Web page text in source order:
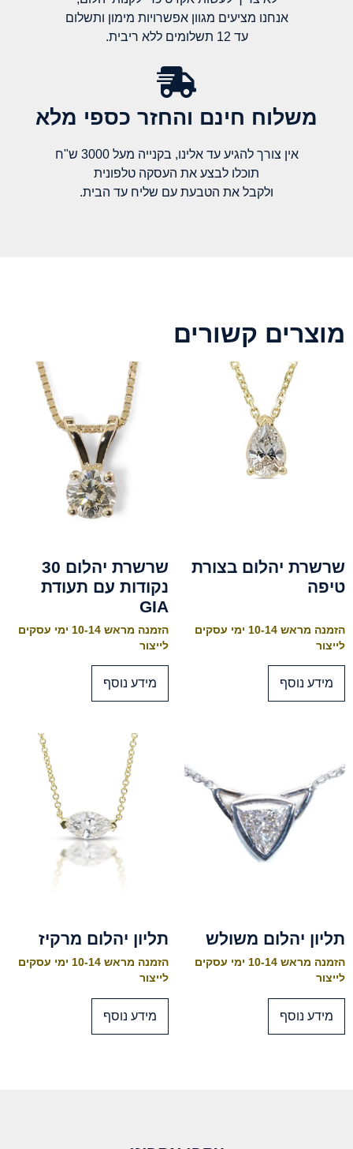
אנחנו מציעים מגוון אפשרויות מימון ותשלום
עד 12 תשלומים ללא ריבית.
משלוח חינם והחזר כספי מלא​
אין צורך להגיע עד אלינו, בקנייה מעל 3000 ש"ח
תוכלו לבצע את העסקה טלפונית
ולקבל את הטבעת עם שליח עד הבית.
מוצרים קשורים
שרשרת יהלום בצורת
טיפה
הזמנה מראש 10-14 ימי עסקים
לייצור
מידע נוסף
שרשרת יהלום 30
נקודות עם תעודת
GIA
הזמנה מראש 10-14 ימי עסקים
לייצור
מידע נוסף
תליון יהלום משולש
הזמנה מראש 10-14 ימי עסקים
לייצור
מידע נוסף
תליון יהלום מרקיז
הזמנה מראש 10-14 ימי עסקים
לייצור
מידע נוסף